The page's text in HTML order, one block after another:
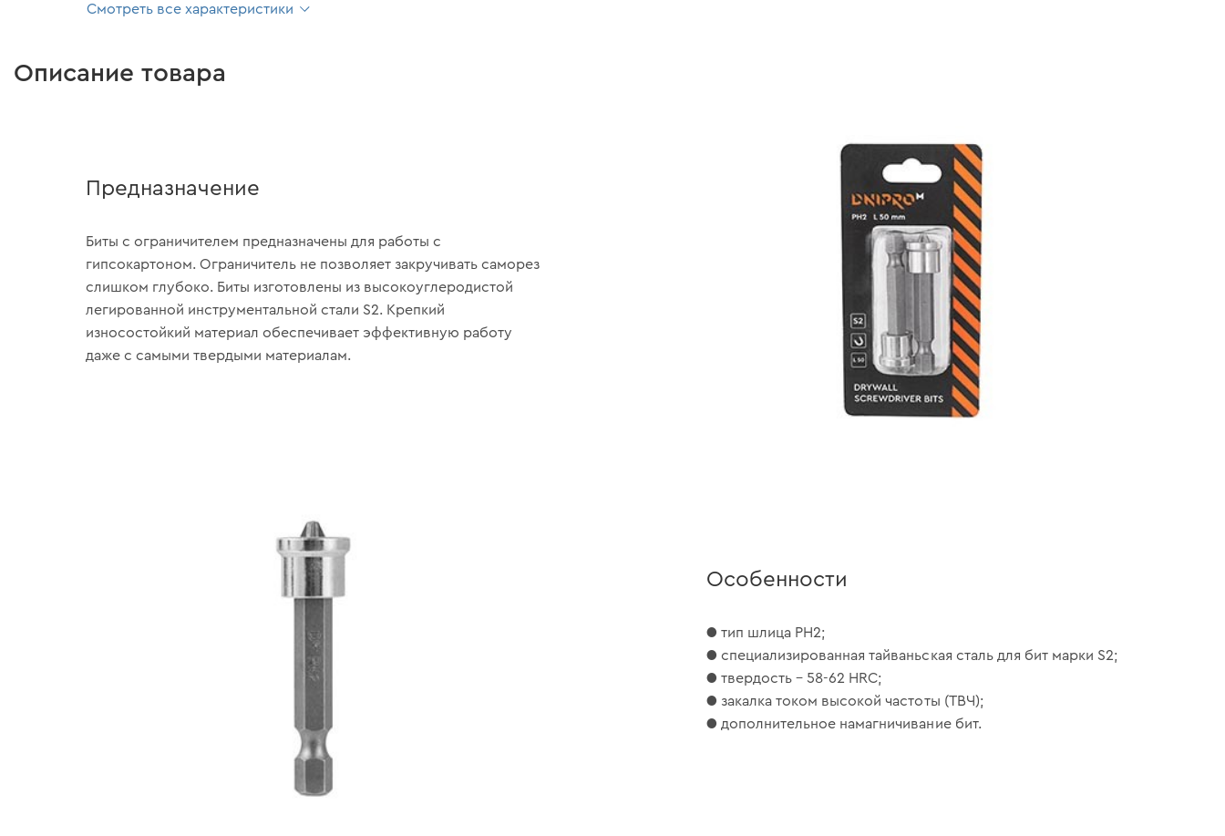
Смотреть все характеристики
Описание товара
Предназначение
Биты с ограничителем предназначены для работы с
гипсокартоном. Ограничитель не позволяет закручивать саморез
слишком глубоко. Биты изготовлены из высокоуглеродистой
легированной инструментальной стали S2. Крепкий
износостойкий материал обеспечивает эффективную работу
даже с самыми твердыми материалам.
Особенности
● тип шлица PH2;
● специализированная тайваньская сталь для бит марки S2;
● твердость – 58-62 HRC;
● закалка током высокой частоты (ТВЧ);
● дополнительное намагничивание бит.